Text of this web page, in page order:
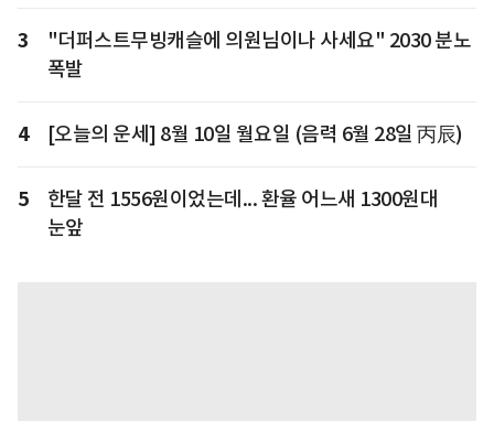
3
"더퍼스트무빙캐슬에 의원님이나 사세요" 2030 분노
폭발
4 [오늘의 운세] 8월 10일 월요일 (음력 6월 28일 丙辰)
5
한달 전 1556원이었는데... 환율 어느새 1300원대
눈앞